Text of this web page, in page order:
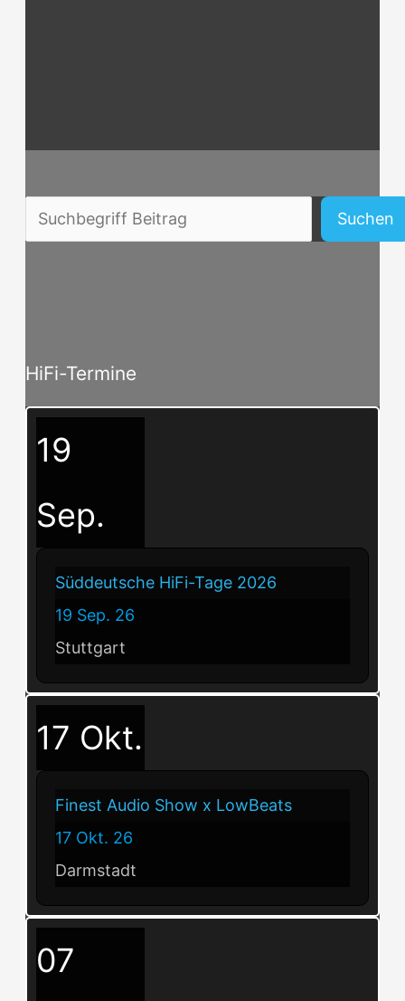
Beitragssuche Suchen
HiFi-Termine
19
Sep.
Süddeutsche HiFi-Tage 2026
19 Sep. 26
Stuttgart
17 Okt.
Finest Audio Show x LowBeats
17 Okt. 26
Darmstadt
07